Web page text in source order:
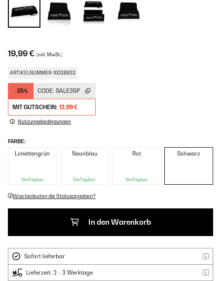
19,99 € (inkl. MwSt.)
ARTIKELNUMMER: 10038933
-35% CODE: SALE35P
MIT GUTSCHEIN: 12,99 €
Nutzungsbedingungen
FARBE:
Limettengrün
Verfügbar
Neonblau
Verfügbar
Rot
Verfügbar
Schwarz
Was bedeuten die Statusangaben?
In den Warenkorb
Sofort lieferbar
Lieferzeit: 2 - 3 Werktage